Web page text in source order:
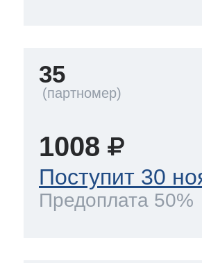
35
1008
Поступит 30
Предоплата 50%